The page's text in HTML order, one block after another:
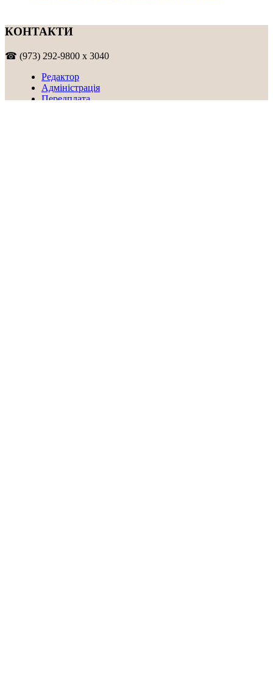
КОНТАКТИ
☎ (973) 292-9800 x 3040
Редактор
Адміністрація
Передплата